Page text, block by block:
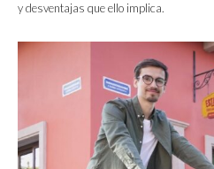
y desventajas que ello implica.